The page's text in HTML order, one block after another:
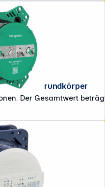
Der Gesamtwert
iBox Universal 2 Unterputz-Grundkörper
des Herstellers /
19% Mwst.
zzgl.